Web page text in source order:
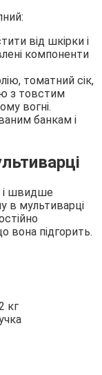
від шкірки і
компоненти
томатний сік,
з товстим
вогні.
банкам і
і швидше
в мультиварці
вона підгорить.
кг